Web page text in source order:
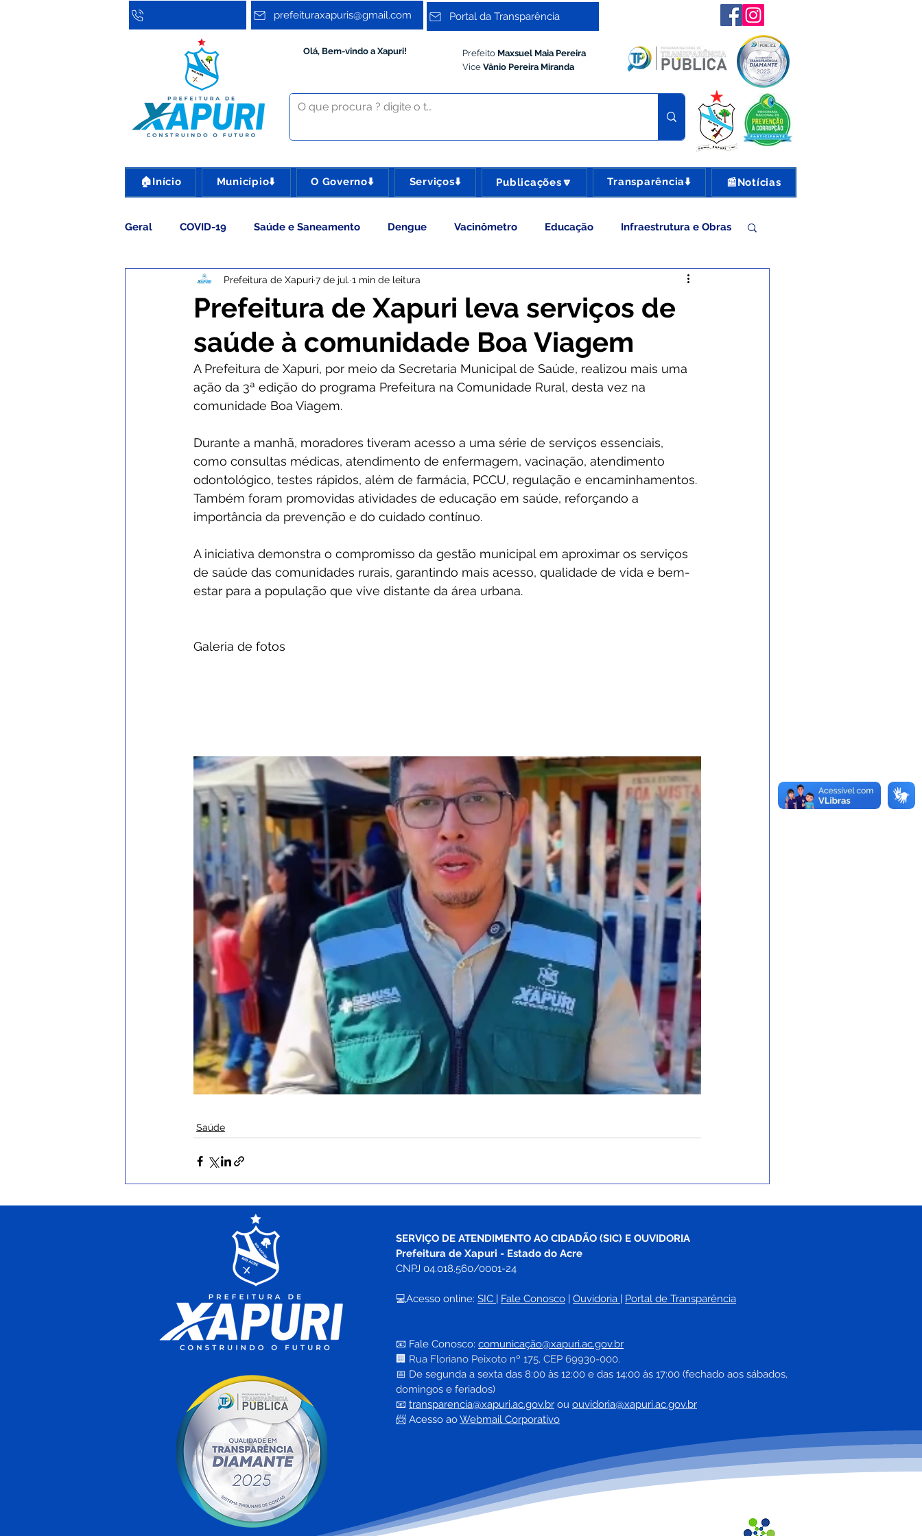
prefeituraxapuris@gmail.com Portal da Transparência
Olá, Bem-vindo a Xapuri! Prefeito Maxsuel Maia Pereira
Vice Vânio Pereira Miranda
🏠Início Município⬇️ O Governo⬇️ Serviços⬇️ Publicações🔽 Transparência⬇️ 📰Notícias
Geral COVID-19 Saúde e Saneamento Dengue Vacinômetro Educação Infraestrutura e Obras
Assistência Social Cultura Esporte e Lazer Administração e Gestão
Comunicados e Avisos Concursos Agricultura e Produção Comunidade No Gabinete
Institucional e Governo Nota Pesar Campanhas Datas Comemorativas Convênios e Parcerias
Nota de Esclarecimento Convite Vigilância Sanitária Licitações Alagação e Enchente
Defesa Civil SEMULHER Secretaria da Mulher Emenda Parlamentar Plano de contingência
Prefeitura de Xapuri leva serviços de
saúde à comunidade Boa Viagem
Prefeitura de Xapuri 7 de jul. 1 min de leitura
A Prefeitura de Xapuri, por meio da Secretaria Municipal de Saúde, realizou mais uma
ação da 3ª edição do programa Prefeitura na Comunidade Rural, desta vez na
comunidade Boa Viagem.
Durante a manhã, moradores tiveram acesso a uma série de serviços essenciais,
como consultas médicas, atendimento de enfermagem, vacinação, atendimento
odontológico, testes rápidos, além de farmácia, PCCU, regulação e encaminhamentos.
Também foram promovidas atividades de educação em saúde, reforçando a
importância da prevenção e do cuidado contínuo.
A iniciativa demonstra o compromisso da gestão municipal em aproximar os serviços
de saúde das comunidades rurais, garantindo mais acesso, qualidade de vida e bem-
estar para a população que vive distante da área urbana.
Galeria de fotos
Saúde
SERVIÇO DE ATENDIMENTO AO CIDADÃO (SIC) E OUVIDORIA
Prefeitura de Xapuri - Estado do Acre
CNPJ 04.018.560/0001-24
💻Acesso online: SIC | Fale Conosco | Ouvidoria | Portal de Transparência
📧 Fale Conosco: comunicação@xapuri.ac.gov.br
🏢 Rua Floriano Peixoto nº 175, CEP 69930-000.
📅 De segunda a sexta das 8:00 às 12:00 e das 14:00 às 17:00 (fechado aos sábados,
domingos e feriados)
📧 transparencia@xapuri.ac.gov.br ou ouvidoria@xapuri.ac.gov.br
📨 Acesso ao Webmail Corporativo